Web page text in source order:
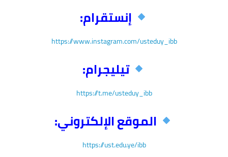
إنستقرام:
https://www.instagram.com/usteduy_ibb
تيليجرام:
https://t.me/usteduy_ibb
الموقع الإلكتروني:
https://ust.edu.ye/ibb